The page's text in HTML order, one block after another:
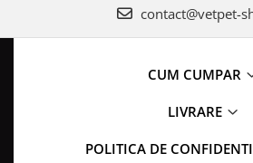
contact@vetpet-
CUM CUMPAR
LIVRARE
POLITICA DE